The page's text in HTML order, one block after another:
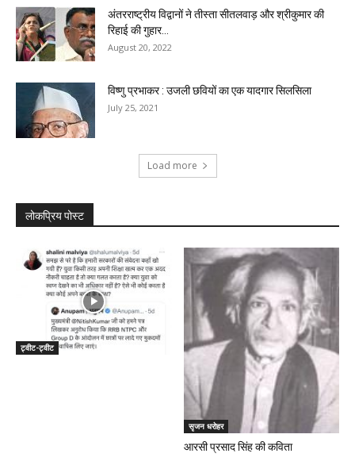
अंतरराष्ट्रीय विद्वानों ने तीस्ता सीतलवाड़ और श्रीकुमार की
रिहाई की गुहार...
August 20, 2022
विष्णु प्रभाकर : उजली छवियों का एक यादगार सिलसिला
July 25, 2021
Load more
लोकप्रिय पोस्ट
ट्वीट-ट्वीट
सृजन धरोहर
आरसी प्रसाद सिंह की कविता